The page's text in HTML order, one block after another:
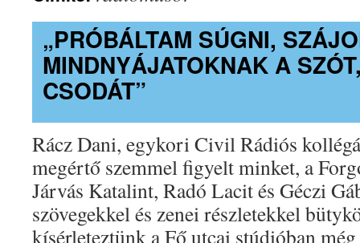
„PRÓBÁLTAM SÚGNI,
MINDNYÁJATOKNAK A
CSODÁT”
Rácz Dani, egykori Civil Rádiós
megértő szemmel figyelt minket, a
Járvás Katalint, Radó Lacit és Géczi
szövegekkel és zenei részletekkel
kísérleteztünk a Fő utcai stúdióban